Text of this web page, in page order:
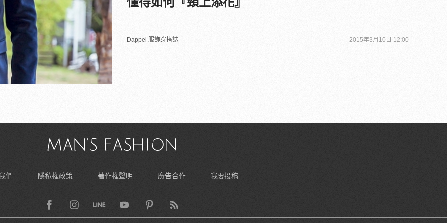
Dappei 服飾穿搭誌 2015年3月10日 12:00
們 隱私權政策 著作權聲明 廣告合作 我要投稿